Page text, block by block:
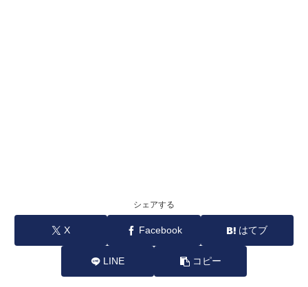
シェアする
X Facebook はてブ
LINE コピー